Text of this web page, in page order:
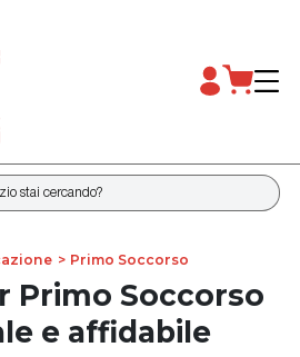
stai cercando?
Primo Soccorso
Primo Soccorso
e affidabile